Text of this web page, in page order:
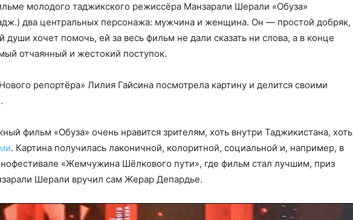
молодого таджикского режиссёра Манзарали Шерали «Обуза»
два центральных персонажа: мужчина и женщина. Он — простой добряк,
души хочет помочь, ей за весь фильм не дали сказать ни слова, а в конце
отчаянный и жестокий поступок.
репортёра» Лилия Гайсина посмотрела картину и делится своими
фильм «Обуза» очень нравится зрителям, хоть внутри Таджикистана, хоть
. Картина получилась лаконичной, колоритной, социальной и, например, в
«Жемчужина Шёлкового пути», где фильм стал лучшим, приз
Шерали вручил сам Жерар Депардье.